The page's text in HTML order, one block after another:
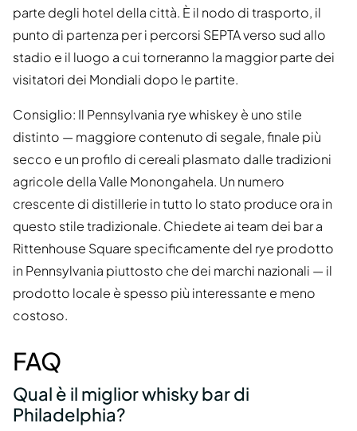
parte degli hotel della città. È il nodo di trasporto, il
punto di partenza per i percorsi SEPTA verso sud allo
stadio e il luogo a cui torneranno la maggior parte dei
visitatori dei Mondiali dopo le partite.
Consiglio: Il Pennsylvania rye whiskey è uno stile
distinto — maggiore contenuto di segale, finale più
secco e un profilo di cereali plasmato dalle tradizioni
agricole della Valle Monongahela. Un numero
crescente di distillerie in tutto lo stato produce ora in
questo stile tradizionale. Chiedete ai team dei bar a
Rittenhouse Square specificamente del rye prodotto
in Pennsylvania piuttosto che dei marchi nazionali — il
prodotto locale è spesso più interessante e meno
costoso.
FAQ
Qual è il miglior whisky bar di
Philadelphia?